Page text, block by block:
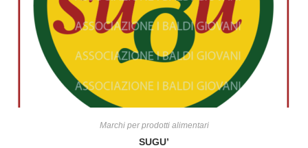
Marchi per prodotti alimentari
SUGU’